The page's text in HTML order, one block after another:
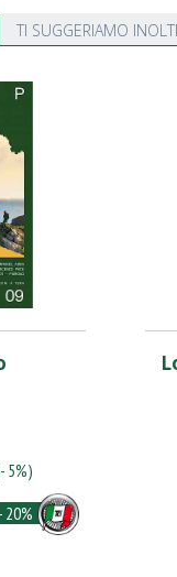
TI SUGGERIAMO
5%)
- 20%